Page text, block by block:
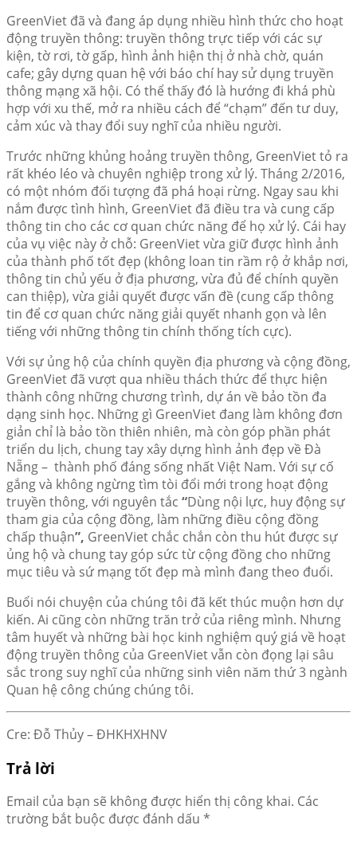
GreenViet đã và đang áp dụng nhiều hình thức cho hoạt
động truyền thông: truyền thông trực tiếp với các sự
kiện, tờ rơi, tờ gấp, hình ảnh hiện thị ở nhà chờ, quán
cafe; gây dựng quan hệ với báo chí hay sử dụng truyền
thông mạng xã hội. Có thể thấy đó là hướng đi khá phù
hợp với xu thế, mở ra nhiều cách để “chạm” đến tư duy,
cảm xúc và thay đổi suy nghĩ của nhiều người.
Trước những khủng hoảng truyền thông, GreenViet tỏ ra
rất khéo léo và chuyên nghiệp trong xử lý. Tháng 2/2016,
có một nhóm đối tượng đã phá hoại rừng. Ngay sau khi
nắm được tình hình, GreenViet đã điều tra và cung cấp
thông tin cho các cơ quan chức năng để họ xử lý. Cái hay
của vụ việc này ở chỗ: GreenViet vừa giữ được hình ảnh
của thành phố tốt đẹp (không loan tin rầm rộ ở khắp nơi,
thông tin chủ yếu ở địa phương, vừa đủ để chính quyền
can thiệp), vừa giải quyết được vấn đề (cung cấp thông
tin để cơ quan chức năng giải quyết nhanh gọn và lên
tiếng với những thông tin chính thống tích cực).
Với sự ủng hộ của chính quyền địa phương và cộng đồng,
GreenViet đã vượt qua nhiều thách thức để thực hiện
thành công những chương trình, dự án về bảo tồn đa
dạng sinh học. Những gì GreenViet đang làm không đơn
giản chỉ là bảo tồn thiên nhiên, mà còn góp phần phát
triển du lịch, chung tay xây dựng hình ảnh đẹp về Đà
Nẵng – thành phố đáng sống nhất Việt Nam. Với sự cố
gắng và không ngừng tìm tòi đổi mới trong hoạt động
truyền thông, với nguyên tắc “Dùng nội lực, huy động sự
tham gia của cộng đồng, làm những điều cộng đồng
chấp thuận”, GreenViet chắc chắn còn thu hút được sự
ủng hộ và chung tay góp sức từ cộng đồng cho những
mục tiêu và sứ mạng tốt đẹp mà mình đang theo đuổi.
Buổi nói chuyện của chúng tôi đã kết thúc muộn hơn dự
kiến. Ai cũng còn những trăn trở của riêng mình. Nhưng
tâm huyết và những bài học kinh nghiệm quý giá về hoạt
động truyền thông của GreenViet vẫn còn đọng lại sâu
sắc trong suy nghĩ của những sinh viên năm thứ 3 ngành
Quan hệ công chúng chúng tôi.
Cre: Đỗ Thủy – ĐHKHXHNV
Trả lời
Email của bạn sẽ không được hiển thị công khai. Các
trường bắt buộc được đánh dấu *